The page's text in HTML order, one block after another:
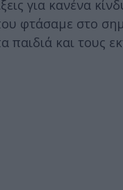
για κανένα
φτάσαμε στο
και τους